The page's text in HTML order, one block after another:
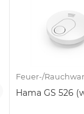
Feuer-/
Hama GS 526